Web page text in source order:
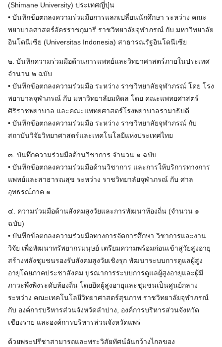
(Shimane University) ประเทศญี่ปุ่น
• บันทึกข้อตกลงความร่วมมือการแลกเปลี่ยนนักศึกษา ระหว่าง คณะ
พยาบาลศาสตร์อัครราชกุมารี ราชวิทยาลัยจุฬาภรณ์ กับ มหาวิทยาลัย
อินโดนีเซีย (Universitas Indonesia) สาธารณรัฐอินโดนีเซีย
๒. บันทึกความร่วมมือด้านการแพทย์และวิทยาศาสตร์ภายในประเทศ
จำนวน ๒ ฉบับ
• บันทึกข้อตกลงความร่วมมือ ระหว่าง ราชวิทยาลัยจุฬาภรณ์ โดย โรง
พยาบาลจุฬาภรณ์ กับ มหาวิทยาลัยมหิดล โดย คณะแพทยศาสตร์
ศิริราชพยาบาล และคณะแพทยศาสตร์โรงพยาบาลรามาธิบดี
• บันทึกข้อตกลงความร่วมมือ ระหว่าง ราชวิทยาลัยจุฬาภรณ์ กับ
สถาบันวิจัยวิทยาศาสตร์และเทคโนโลยีแห่งประเทศไทย
๓. บันทึกความร่วมมือด้านวิชาการ จำนวน ๑ ฉบับ
• บันทึกข้อตกลงความร่วมมือด้านวิชาการ และการให้บริการทางการ
แพทย์และสาธารณสุข ระหว่าง ราชวิทยาลัยจุฬาภรณ์ กับ ศาล
อุทธรณ์ภาค ๑
๔. ความร่วมมือด้านสังคมสูงวัยและการพัฒนาท้องถิ่น (จำนวน ๑
ฉบับ)
• บันทึกข้อตกลงความร่วมมือทางการจัดการศึกษา วิชาการและงาน
วิจัย เพื่อพัฒนาทรัพยากรมนุษย์ เตรียมความพร้อมก่อนเข้าสู่วัยสูงอายุ
สร้างพลังชุมชนรองรับสังคมสูงวัยเชิงรุก พัฒนาระบบการดูแลผู้สูง
อายุโดยภาคประชาสังคม บูรณาการระบบการดูแลผู้สูงอายุและผู้มี
ภาวะพึ่งพิงระดับท้องถิ่น โดยยึดผู้สูงอายุและชุมชนเป็นศูนย์กลาง
ระหว่าง คณะเทคโนโลยีวิทยาศาสตร์สุขภาพ ราชวิทยาลัยจุฬาภรณ์
กับ องค์การบริหารส่วนจังหวัดลำปาง, องค์การบริหารส่วนจังหวัด
เชียงราย และองค์การบริหารส่วนจังหวัดแพร่
ด้วยพระปรีชาสามารถและพระวิสัยทัศน์อันกว้างไกลของ